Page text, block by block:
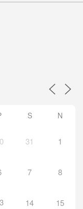
S N
31 1
7 8
14 15